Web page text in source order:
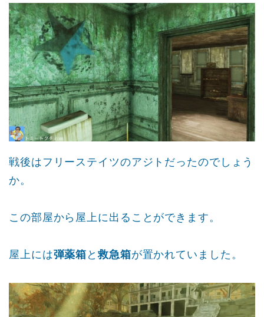
戦後はフリーステイツのアジトだったのでしょう
か。
この部屋から屋上に出ることができます。
屋上には弾薬箱 と救急箱が置かれていました。